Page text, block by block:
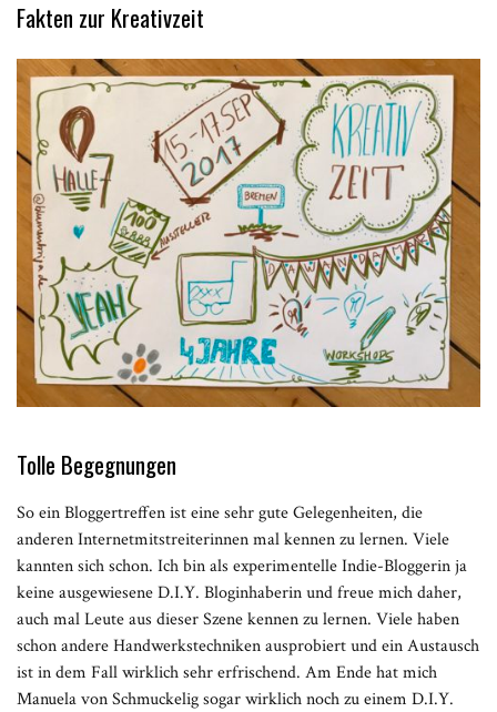
Fakten zur Kreativzeit
Tolle Begegnungen
So ein Bloggertreffen ist eine sehr gute Gelegenheiten, die
anderen Internetmitstreiterinnen mal kennen zu lernen. Viele
kannten sich schon. Ich bin als experimentelle Indie-Bloggerin ja
keine ausgewiesene D.I.Y. Bloginhaberin und freue mich daher,
auch mal Leute aus dieser Szene kennen zu lernen. Viele haben
schon andere Handwerkstechniken ausprobiert und ein Austausch
ist in dem Fall wirklich sehr erfrischend. Am Ende hat mich
Manuela von Schmuckelig sogar wirklich noch zu einem D.I.Y.